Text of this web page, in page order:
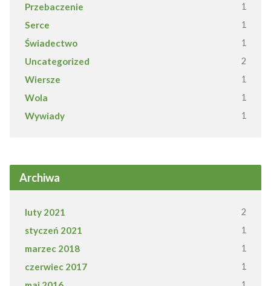
Przebaczenie 1
Serce 1
Świadectwo 1
Uncategorized 2
Wiersze 1
Wola 1
Wywiady 1
Archiwa
luty 2021 2
styczeń 2021 1
marzec 2018 1
czerwiec 2017 1